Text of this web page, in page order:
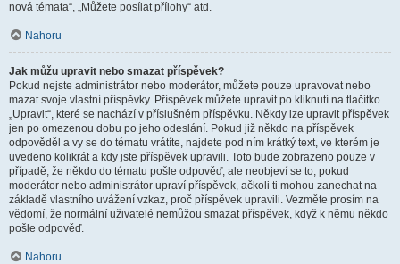
nová témata“, „Můžete posílat přílohy“ atd.
Nahoru
Jak můžu upravit nebo smazat příspěvek?
Pokud nejste administrátor nebo moderátor, můžete pouze upravovat nebo
mazat svoje vlastní příspěvky. Příspěvek můžete upravit po kliknutí na tlačítko
„Upravit“, které se nachází v příslušném příspěvku. Někdy lze upravit příspěvek
jen po omezenou dobu po jeho odeslání. Pokud již někdo na příspěvek
odpověděl a vy se do tématu vrátíte, najdete pod ním krátký text, ve kterém je
uvedeno kolikrát a kdy jste příspěvek upravili. Toto bude zobrazeno pouze v
případě, že někdo do tématu pošle odpověď, ale neobjeví se to, pokud
moderátor nebo administrátor upraví příspěvek, ačkoli ti mohou zanechat na
základě vlastního uvážení vzkaz, proč příspěvek upravili. Vezměte prosím na
vědomí, že normální uživatelé nemůžou smazat příspěvek, když k němu někdo
pošle odpověď.
Nahoru